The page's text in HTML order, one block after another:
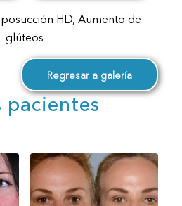
HD, Aumento de
glúteos
Regresar a galería
pacientes